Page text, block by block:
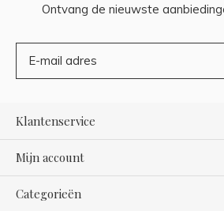
Ontvang de nieuwste
Klantenservice
Mijn account
Categorieën